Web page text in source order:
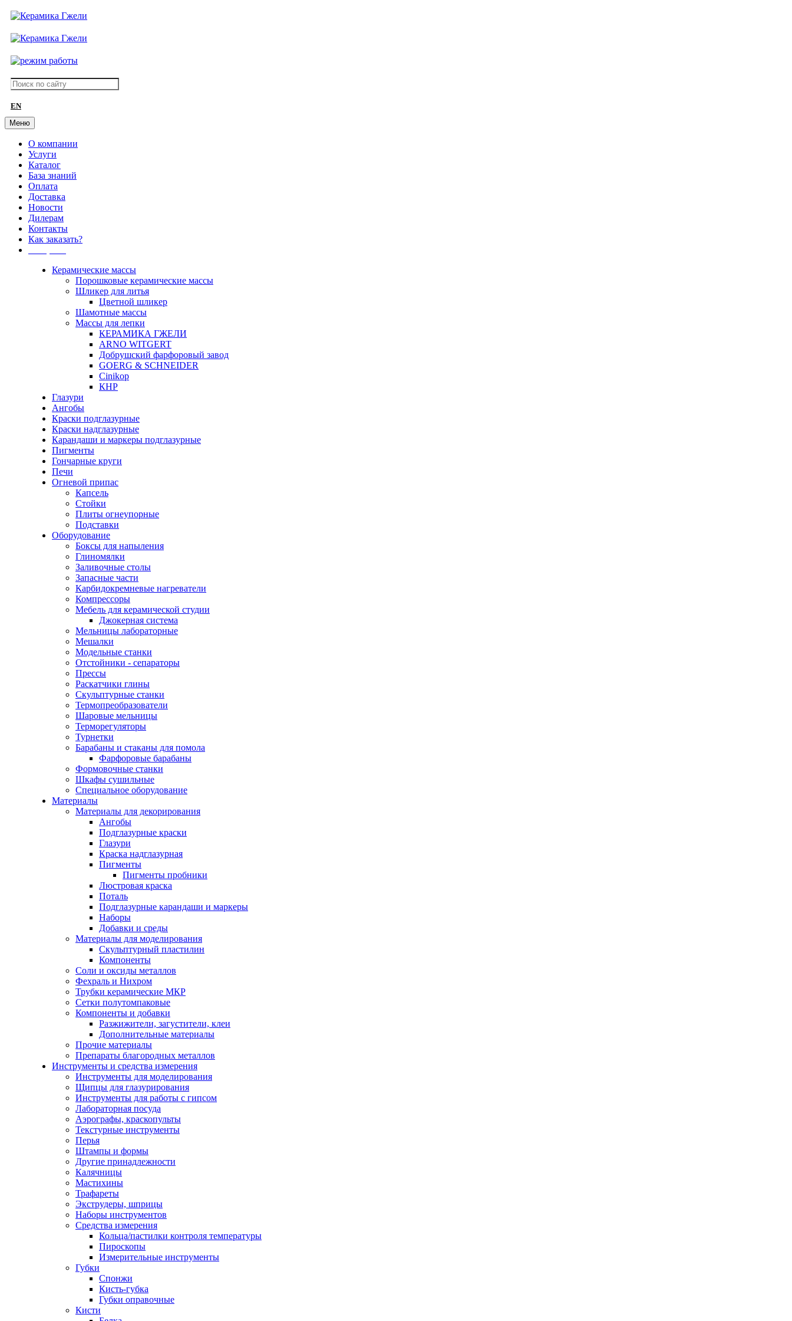
EN
Меню
О компании
Услуги
Каталог
База знаний
Оплата
Доставка
Новости
Дилерам
Контакты
Как заказать?
Керамические массы
Порошковые керамические массы
Шликер для литья
Цветной шликер
Шамотные массы
Массы для лепки
КЕРАМИКА ГЖЕЛИ
ARNO WITGERT
Добрушский фарфоровый завод
GOERG & SCHNEIDER
Cinikop
КНР
Глазури
Ангобы
Краски подглазурные
Краски надглазурные
Карандаши и маркеры подглазурные
Пигменты
Гончарные круги
Печи
Огневой припас
Капсель
Стойки
Плиты огнеупорные
Подставки
Оборудование
Боксы для напыления
Глиномялки
Заливочные столы
Запасные части
Карбидокремневые нагреватели
Компрессоры
Мебель для керамической студии
Джокерная система
Мельницы лабораторные
Мешалки
Модельные станки
Отстойники - сепараторы
Прессы
Раскатчики глины
Скульптурные станки
Термопреобразователи
Шаровые мельницы
Терморегуляторы
Турнетки
Барабаны и стаканы для помола
Фарфоровые барабаны
Формовочные станки
Шкафы сушильные
Специальное оборудование
Материалы
Материалы для декорирования
Ангобы
Подглазурные краски
Глазури
Краска надглазурная
Пигменты
Пигменты пробники
Люстровая краска
Поталь
Подглазурные карандаши и маркеры
Наборы
Добавки и среды
Материалы для моделирования
Скульптурный пластилин
Компоненты
Соли и оксиды металлов
Фехраль и Нихром
Трубки керамические МКР
Сетки полутомпаковые
Компоненты и добавки
Разжижители, загустители, клеи
Дополнительные материалы
Прочие материалы
Препараты благородных металлов
Инструменты и средства измерения
Инструменты для моделирования
Щипцы для глазурирования
Инструменты для работы с гипсом
Лабораторная посуда
Аэрографы, краскопульты
Текстурные инструменты
Перья
Штампы и формы
Другие принадлежности
Калячницы
Мастихины
Трафареты
Экструдеры, шприцы
Наборы инструментов
Средства измерения
Кольца/пастилки контроля температуры
Пироскопы
Измерительные инструменты
Губки
Спонжи
Кисть-губка
Губки оправочные
Кисти